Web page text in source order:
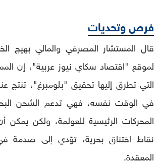
فرص وتحديات
قال المستشار المصرفي والمالي بهيج
لموقع "اقتصاد سكاي نيوز عربية"، إن
التي تطرق إليها تحقيق "بلومبرغ"،
في الوقت نفسه، فهي تدعم الشحن
المحركات الرئيسية للعولمة، ولكن يمكن
نقاط اختناق بحرية، تؤدي إلى صدمة
المعقدة.